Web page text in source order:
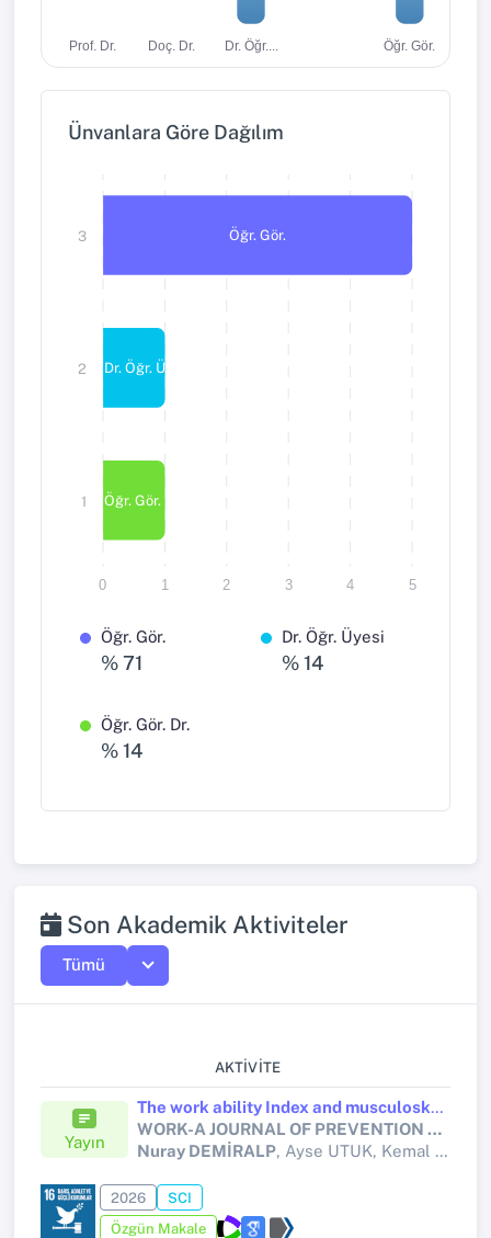
Prof. Dr. Doç. Dr. Dr. Öğr.... Öğr. Gör.
Ünvanlara Göre Dağılım
Öğr. Gör.
Dr. Öğr. Üyesi
Öğr. Gör. Dr.
3
2
1
5
4
3
2
1
0
Öğr. Gör.
% 71
Dr. Öğr. Üyesi
% 14
Öğr. Gör. Dr.
% 14
Son Akademik Aktiviteler
Tümü
AKTIVITE
Yayın
The work ability Index and musculoskeletal disorders in Turkish Firefighters: A cross-sectional study on occupational health determinants
WORK-A JOURNAL OF PREVENTION ASSESSMENT & REHABILITATION
Nuray DEMİRALP, Ayse UTUK, Kemal DEMİRALP, Busra UMAY, Hurmuz KOC
2026
SCI
Özgün Makale